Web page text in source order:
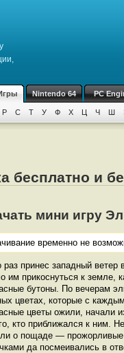
Nintendo 64 PC
Р С Т У Ф Х Ц Ч Ш
бесплатно и
мини игру
временно не
раз принес западный
им прикоснуться к земле,
бутоны. По вечерам
цветах, которые с
цветы ожили, начали
кто приближался к ним.
о пощаде —
да посмеивались в